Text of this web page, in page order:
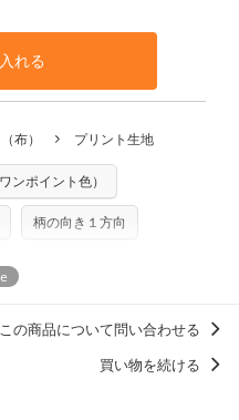
ずつカット希望」など
カットのみ）
詳しく見る
入する
た場合は、4～5営業日後
。
来上がり次第、順次発送
いします。思っていた色味
れません。予めご了承くだ
fabric使用」といった記載
こる全ての問題、クレーム
シリーズ）および柄がえ
用利用できませんのでご
販売および型紙を使用して
れる
布） プリント生地
ンポイント色）
柄の向き１方向
この商品について問い合わせる
買い物を続ける